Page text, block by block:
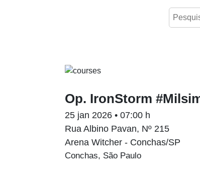
Op. IronStorm
25 jan 2026 • 07:00 h
Rua Albino Pavan, Nº 215
Arena Witcher - Conchas/SP
Conchas, São Paulo